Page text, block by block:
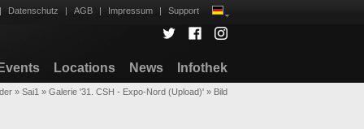
| Datenschutz | AGB | Impressum | Support
Events Locations News Infothek
» Sai1 » Galerie '31. CSH - Expo-Nord (Upload)' » Bild